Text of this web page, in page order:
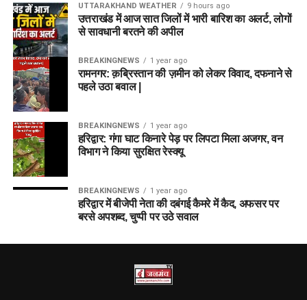
UTTARAKHAND WEATHER 9 hours ago
उत्तराखंड में आज सात जिलों में भारी बारिश का अलर्ट, लोगों
से सावधानी बरतने की अपील
BREAKINGNEWS 1 year ago
रामनगर: क़ब्रिस्तान की ज़मीन को लेकर विवाद, दफनाने से
पहले उठा बवाल |
BREAKINGNEWS 1 year ago
हरिद्वार: गंगा घाट किनारे पेड़ पर लिपटा मिला अजगर, वन
विभाग ने किया सुरक्षित रेस्क्यू
BREAKINGNEWS 1 year ago
हरिद्वार में बीजेपी नेता की दबंगई कैमरे में कैद, अफसर पर
बरसे अपशब्द, चुप्पी पर उठे सवाल